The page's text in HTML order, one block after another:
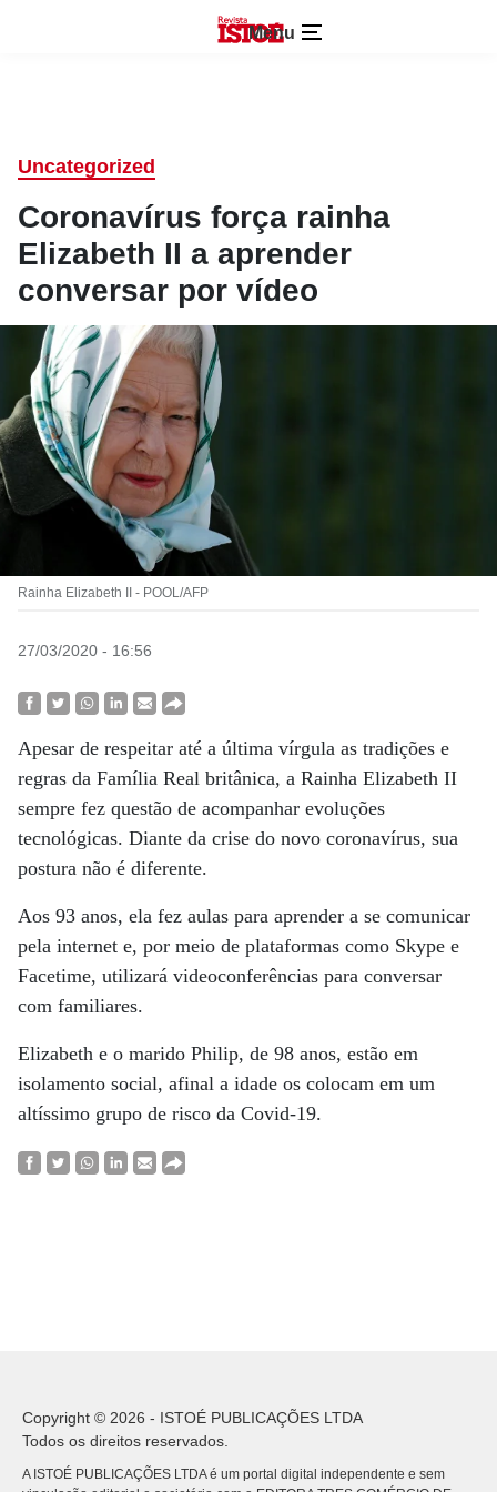
Menu
Uncategorized
Coronavírus força rainha
Elizabeth II a aprender
conversar por vídeo
Rainha Elizabeth II - POOL/AFP
27/03/2020 - 16:56
Apesar de respeitar até a última vírgula as tradições e
regras da Família Real britânica, a Rainha Elizabeth II
sempre fez questão de acompanhar evoluções
tecnológicas. Diante da crise do novo coronavírus, sua
postura não é diferente.
Aos 93 anos, ela fez aulas para aprender a se comunicar
pela internet e, por meio de plataformas como Skype e
Facetime, utilizará videoconferências para conversar
com familiares.
Elizabeth e o marido Philip, de 98 anos, estão em
isolamento social, afinal a idade os colocam em um
altíssimo grupo de risco da Covid-19.
Copyright © 2026 - ISTOÉ PUBLICAÇÕES LTDA
Todos os direitos reservados.
A ISTOÉ PUBLICAÇÕES LTDA é um portal digital independente e sem